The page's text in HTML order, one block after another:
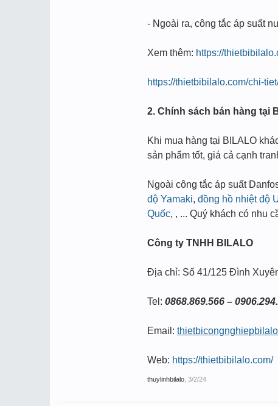
- Ngoài ra, công tắc áp suất
Xem thêm: https://
https://thietbibilalo.com/chi-
2. Chính sách bán hàng tại
Khi mua hàng tại BILALO
sản phẩm tốt, giá cả cạnh
Ngoài công tắc áp suất
độ Yamaki, đồng hồ nhiệt độ
Quốc, , ... Quý khách có nhu
Công ty TNHH BILALO
Địa chỉ: Số 41/125 Đình
Tel: 0868.869.566 –
Email:
Web: https://thietbibilalo.com/
thuylinhbilalo 3/2/24